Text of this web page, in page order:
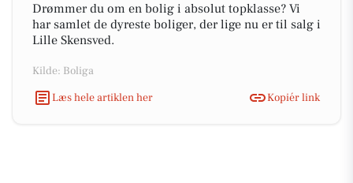
Drømmer du om en bolig i absolut topklasse? Vi
har samlet de dyreste boliger, der lige nu er til salg i
Lille Skensved.
Kilde: Boliga
Læs hele artiklen her
Kopiér link